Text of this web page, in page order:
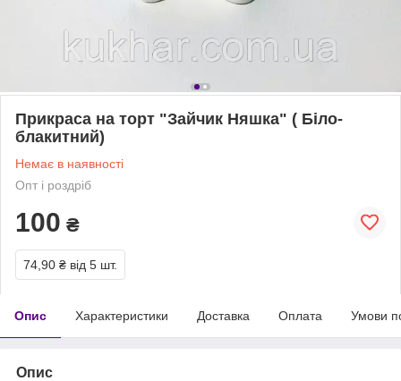
Прикраса на торт "Зайчик Няшка" ( Біло-
блакитний)
Немає в наявності
Опт і роздріб
100 ₴
74,90 ₴ від 5 шт.
Опис Характеристики Доставка Оплата Умови
Опис